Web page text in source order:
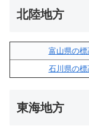
北陸地方
富山県の標
石川県の標
東海地方